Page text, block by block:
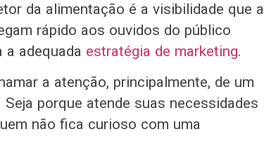
da alimentação é a visibilidade que a
rápido aos ouvidos do público
a adequada estratégia de marketing.
a atenção, principalmente, de um
porque atende suas necessidades
não fica curioso com uma